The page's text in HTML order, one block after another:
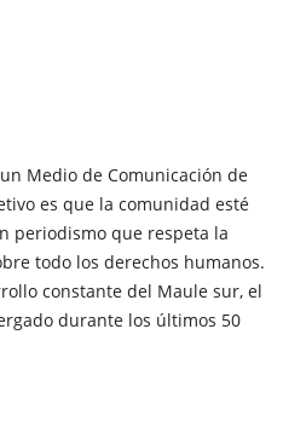
Medio de Comunicación de
es que la comunidad esté
periodismo que respeta la
todo los derechos humanos.
constante del Maule sur, el
durante los últimos 50